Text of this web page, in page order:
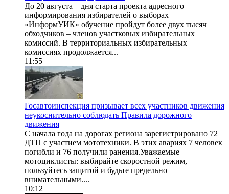
До 20 августа – дня старта проекта адресного
информирования избирателей о выборах
«ИнформУИК» обучение пройдут более двух тысяч
обходчиков – членов участковых избирательных
комиссий. В территориальных избирательных
комиссиях продолжается...
11:55
Госавтоинспекция призывает всех участников движения
неукоснительно соблюдать Правила дорожного
движения
С начала года на дорогах региона зарегистрировано 72
ДТП с участием мототехники. В этих авариях 7 человек
погибли и 76 получили ранения.Уважаемые
мотоциклисты: выбирайте скоростной режим,
пользуйтесь защитой и будьте предельно
внимательными....
10:12